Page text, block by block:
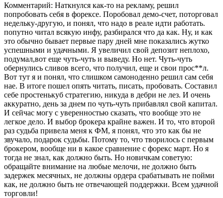
Комментарий: Наткнулся как-то на рекламу, решил
попробовать себя в форексе. Поробовал демо-счет, поторговал
недельку-другую, и понял, что надо в реале идти работать.
попутно читал всякую инфу, разбирался что да как. Ну, и как
это обычно бывает первые пару дней мне показались жутко
успешными и удачными. Я увеличил свой депозит неплохо,
подумал,вот еще чуть-чуть и выведу. Но нет. Чуть-чуть
обернулись сливов всего, что получил, еще и свои прос**л.
Вот тут я и понял, что слишком самоноденно решил сам себя
нае. В итоге пошел опять читать, писать, пробовать. Составил
себе простенькуб стратегию, никуда в дебри не лез. И очень
аккуратно, день за днем по чуть-чуть прибавлял свой капитал.
И сейчас могу с уверенностью сказать, что вообще это не
легкое дело. И выбор брокера крайне важен. И то, что второй
раз судьба привела меня к ФМ, я понял, что это как бы не
звучало, подарок судьбы. Потому то, что творилось с первым
брокером, вообще ни в какое сравнение с форекс март. Но я
тогда не знал, как должно быть. Но новичкам советую:
обращайте внимание на любые мелочи, не должно быть
задержек месячных, не должны ордера срабатывать не пойми
как, не должно быть не отвечающей поддержки. Всем удачной
торговли!